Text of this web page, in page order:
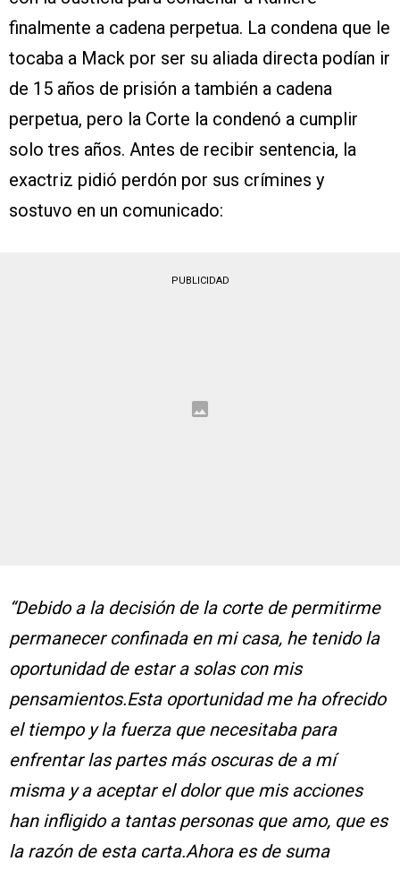
finalmente a cadena perpetua. La condena que le
tocaba a Mack por ser su aliada directa podían ir
de 15 años de prisión a también a cadena
perpetua, pero la Corte la condenó a cumplir
solo tres años. Antes de recibir sentencia, la
exactriz pidió perdón por sus crímines y
sostuvo en un comunicado:
PUBLICIDAD
“Debido a la decisión de la corte de permitirme
permanecer confinada en mi casa, he tenido la
oportunidad de estar a solas con mis
pensamientos.Esta oportunidad me ha ofrecido
el tiempo y la fuerza que necesitaba para
enfrentar las partes más oscuras de a mí
misma y a aceptar el dolor que mis acciones
han infligido a tantas personas que amo, que es
la razón de esta carta.Ahora es de suma